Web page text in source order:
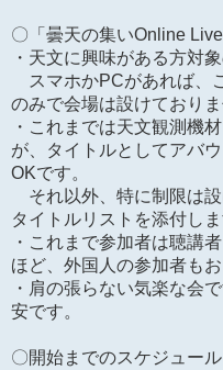
〇「曇天の集いOnline
・天文に興味がある方対
スマホかPCがあれば、
のみで会場は設けてお
・これまでは天文観測機
が、タイトルとしてアバ
OKです。
それ以外、特に制限は
タイトルリストを添付しま
・これまで参加者は聴講
ほど、外国人の参加者もお
・肩の張らない気楽な会
安です。
〇開始までのスケジュール